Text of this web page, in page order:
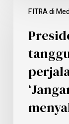
FITRA di